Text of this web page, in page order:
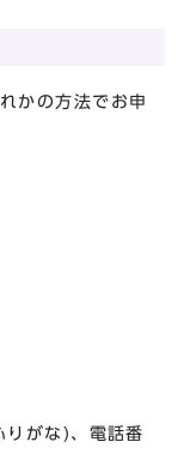
かの方法でお申
りがな)、電話番